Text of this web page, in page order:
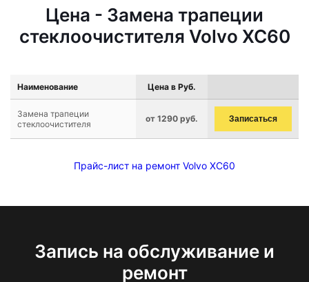
Цена - Замена трапеции
стеклоочистителя Volvo XC60
Наименование Цена в Руб.
Замена трапеции
стеклоочистителя
от 1290 руб. Записаться
Прайс-лист на ремонт Volvo XC60
Запись на обслуживание и
ремонт